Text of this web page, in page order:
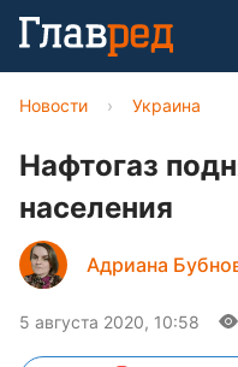
Новости › Украина
Нафтогаз
населения
Адриана
5 августа 2020, 10:58